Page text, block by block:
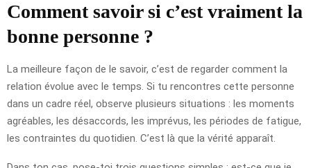
Comment savoir si c’est vraiment la
bonne personne ?
La meilleure façon de le savoir, c’est de regarder comment la
relation évolue avec le temps. Si tu rencontres cette personne
dans un cadre réel, observe plusieurs situations : les moments
agréables, les désaccords, les imprévus, les périodes de fatigue,
les contraintes du quotidien. C’est là que la vérité apparaît.